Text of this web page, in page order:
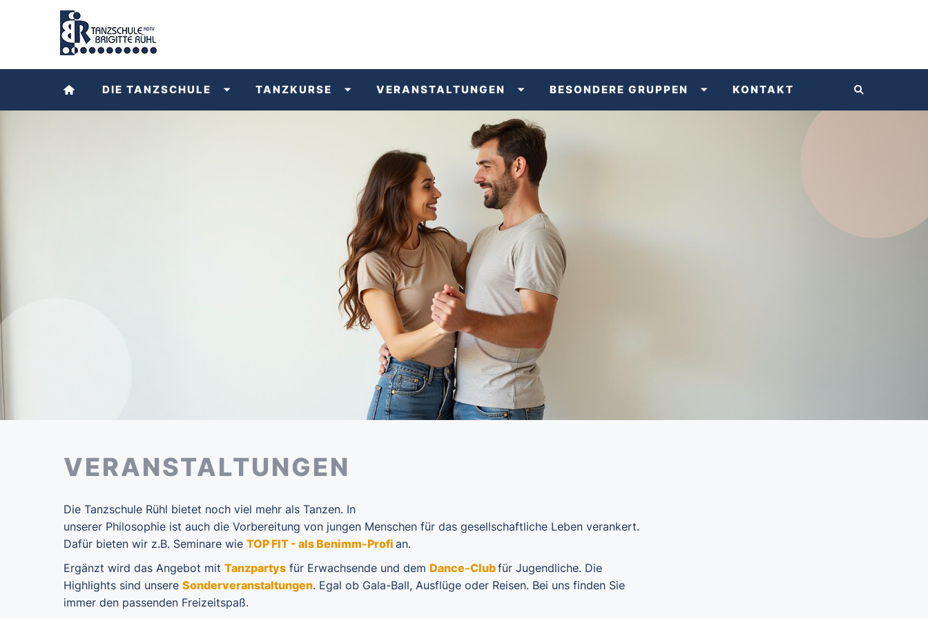
DIE TANZSCHULE TANZKURSE VERANSTALTUNGEN BESONDERE GRUPPEN KONTAKT
VERANSTALTUNGEN
Die Tanzschule Rühl bietet noch viel mehr als Tanzen. In
unserer Philosophie ist auch die Vorbereitung von jungen Menschen für das gesellschaftliche Leben verankert.
Dafür bieten wir z.B. Seminare wie TOP FIT - als Benimm-Profi an.
Ergänzt wird das Angebot mit Tanzpartys für Erwachsende und dem Dance-Clubfür Jugendliche. Die
Highlights sind unsere Sonderveranstaltungen. Egal ob Gala-Ball, Ausflüge oder Reisen. Bei uns finden Sie
immer den passenden Freizeitspaß.